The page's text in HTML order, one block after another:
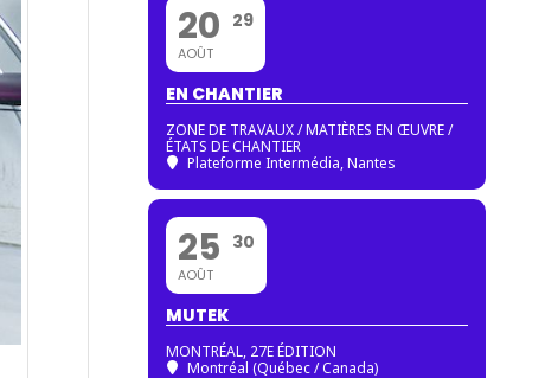
20
AOÛT
29
EN CHANTIER
ZONE DE TRAVAUX / MATIÈRES EN ŒUVRE /
ÉTATS DE CHANTIER
Plateforme Intermédia, Nantes
25
AOÛT
30
MUTEK
MONTRÉAL, 27E ÉDITION
Montréal (Québec / Canada)